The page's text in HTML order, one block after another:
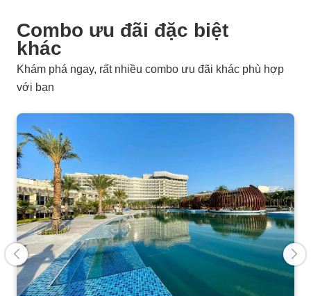
Combo ưu đãi đặc biệt
khác
Khám phá ngay, rất nhiều combo ưu đãi khác phù hợp
với bạn